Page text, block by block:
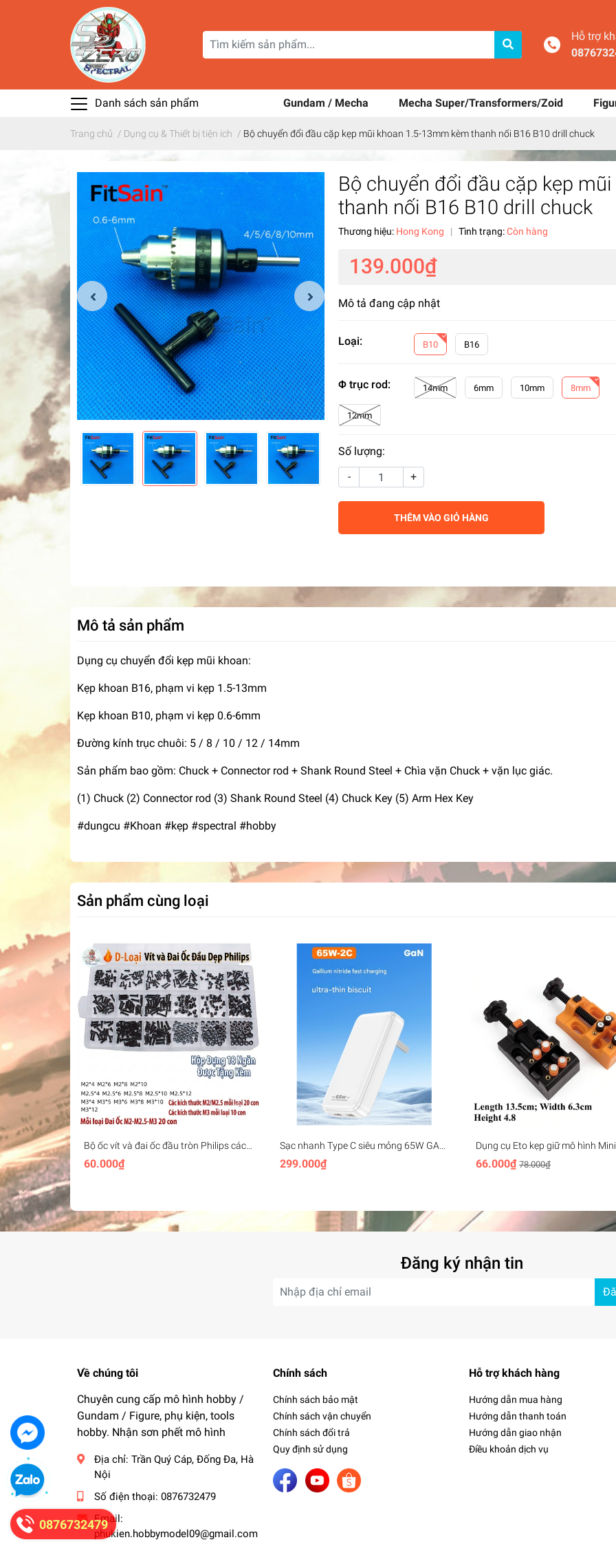
Hỗ trợ
Danh sách sản phẩm Gundam / Mecha Mecha Super/Transformers/Zoid
Trang chủ / Dụng cụ & Thiết bị tiện ích / Bộ chuyển đổi đầu cặp kẹp mũi khoan 1.5-13mm kèm thanh nối B16 B10 drill chuck
Bộ chuyển đổi đầu cặp kẹp
thanh nối B16 B10 drill chuck
Thương hiệu: Hong Kong | Tình trạng:Còn hàng
139.000₫
Mô tả đang cập nhật
Loại: B10 B16
Φ trục rod: 14mm 6mm 10mm 8mm
12mm
Số lượng:
-
+
THÊM VÀO GIỎ HÀNG
Mô tả sản phẩm
Dụng cụ chuyển đổi kẹp mũi khoan:
Kẹp khoan B16, phạm vi kẹp 1.5-13mm
Kẹp khoan B10, phạm vi kẹp 0.6-6mm
Đường kính trục chuôi: 5 / 8 / 10 / 12 / 14mm
Sản phẩm bao gồm: Chuck + Connector rod + Shank Round Steel + Chìa vặn Chuck + vặn lục giác.
(1) Chuck (2) Connector rod (3) Shank Round Steel (4) Chuck Key (5) Arm Hex Key
#dungcu #Khoan #kẹp #spectral #hobby
Sản phẩm cùng loại
Bộ ốc vít và đai ốc đầu tròn Philips các
cỡ M2 M2.5 M3 M4
60.000₫
Sạc nhanh Type C siêu mỏng 65W GAN
Gen2 Ultra-thin Fast Charging cho điện
thoại laptop handheld
299.000₫
Dụng cụ Eto kẹp giữ mô hình Mini
vise plastic
66.000₫ 78.000₫
Đăng ký nhận tin
Về chúng tôi
Chuyên cung cấp mô hình hobby /
Gundam / Figure, phụ kiện, tools
hobby. Nhận sơn phết mô hình
Địa chỉ: Trần Quý Cáp, Đống Đa, Hà
Nội
Số điện thoại: 0876732479
Email:
phukien.hobbymodel09@gmail.com
Chính sách
Chính sách bảo mật
Chính sách vận chuyển
Chính sách đổi trả
Quy định sử dụng
Hỗ trợ khách hàng
Hướng dẫn mua hàng
Hướng dẫn thanh toán
Hướng dẫn giao nhận
Điều khoản dịch vụ
0876732479